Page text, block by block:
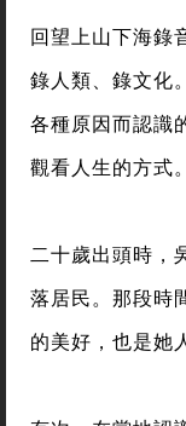
回望上山下海錄
錄人類、錄文化
各種原因而認識
觀看人生的方式。
二十歲出頭時，
落居民。那段時
的美好，也是她